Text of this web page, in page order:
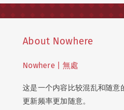
About Nowhere
Nowhere | 無處
这是一个内容比较混乱和随意
更新频率更加随意。